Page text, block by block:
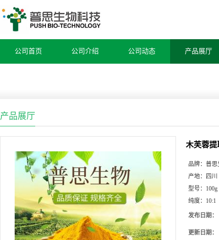
公司首页 公司介绍 公司动态 产品展厅
产品展厅
木芙蓉提
品牌： 普思
产地：
四川
型号： 100g
纯度： 10:1
发布日期：
更新日期：